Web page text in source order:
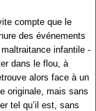
compte que le
des événements
infantile -
dans le flou, à
alors face à un
originale, mais sans
tel qu’il est, sans